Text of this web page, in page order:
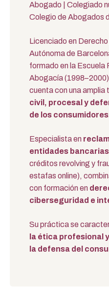
Abogado | Colegiado
Colegio de Abogados
Licenciado en
Autónoma de
formado en la
Abogacía
cuenta con una amplia
civil, procesal y
de los
Especialista en
entidades bancarias
créditos revolving y
estafas online),
con formación en
ciberseguridad e
Su práctica se
la ética profesional
la defensa del